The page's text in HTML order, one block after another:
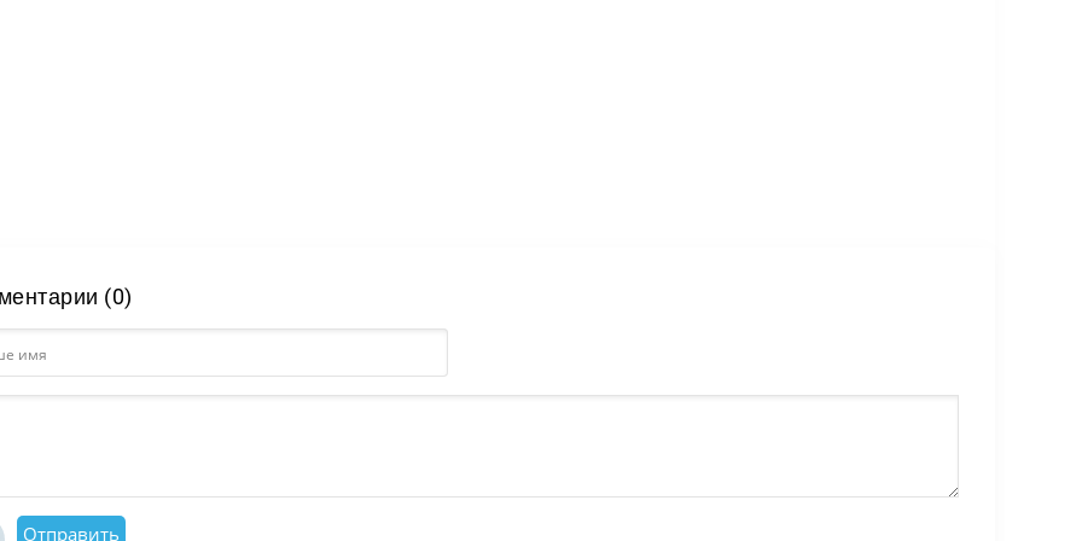
(0)
Отправить